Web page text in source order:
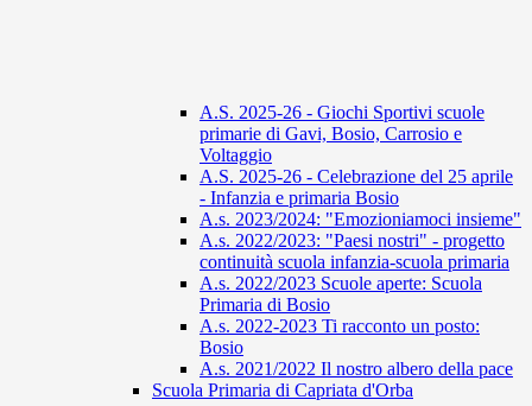
A.S. 2025-26 - Giochi Sportivi scuole
primarie di Gavi, Bosio, Carrosio e
Voltaggio
A.S. 2025-26 - Celebrazione del 25 aprile
- Infanzia e primaria Bosio
A.s. 2023/2024: "Emozioniamoci insieme"
A.s. 2022/2023: "Paesi nostri" - progetto
continuità scuola infanzia-scuola primaria
A.s. 2022/2023 Scuole aperte: Scuola
Primaria di Bosio
A.s. 2022-2023 Ti racconto un posto:
Bosio
A.s. 2021/2022 Il nostro albero della pace
Scuola Primaria di Capriata d'Orba